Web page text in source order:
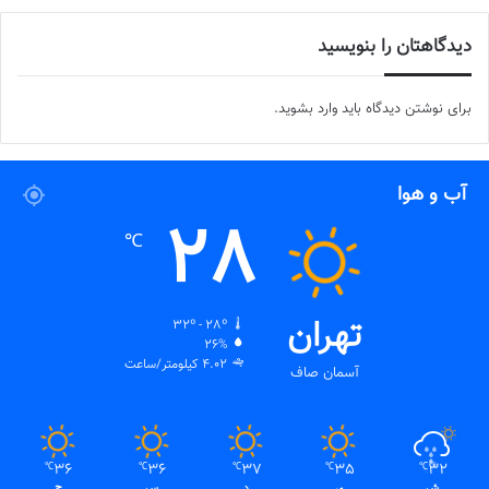
دیدگاهتان را بنویسید
برای نوشتن دیدگاه باید وارد بشوید.
آب و هوا
تهران
آسمان صاف
28
℃
32º - 28º
26%
4.02 کیلومتر/ساعت
32
℃
35
℃
37
℃
36
℃
36
℃